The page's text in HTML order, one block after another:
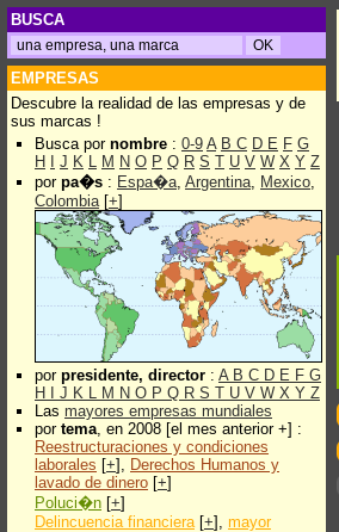
BUSCA
EMPRESAS
Descubre la realidad de las empresas y de
sus marcas !
Busca por nombre : 0-9 A B C D E F G
H
J K L M N O P Q R S T U V W X Y Z
por pa�s : Espa�a, Argentina, Mexico,
Colombia[+]
por presidente, director : A B C D E F G
H
J K L M N O P Q R S T U V W X Y Z
Las mayores empresas mundiales
por tema, en 2008 [el mes anterior +] :
Reestructuraciones y condiciones
laborales [+], Derechos Humanos y
lavado de dinero [+]
Poluci�n [+]
Delincuencia financiera[+], mayor